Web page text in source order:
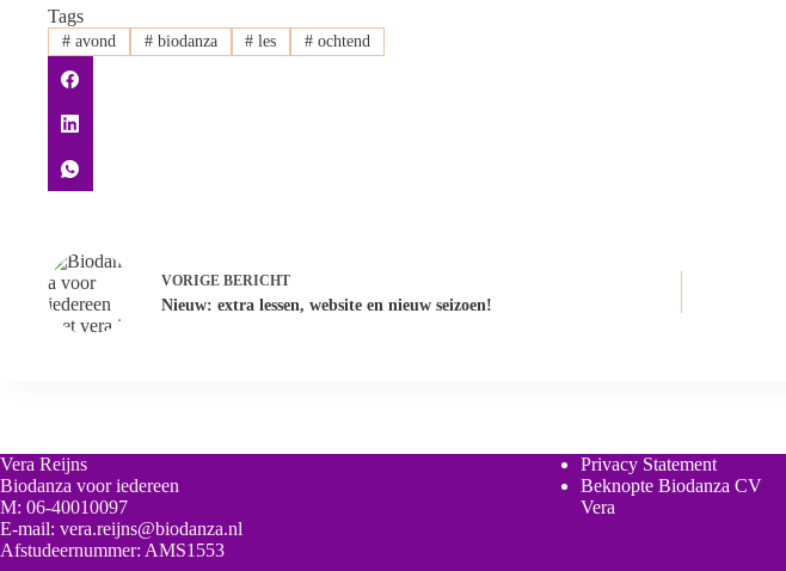
Tags
#avond #biodanza # les # ochtend
VORIGE BERICHT
Nieuw: extra lessen, website en nieuw seizoen!
Vera Reijns
Biodanza voor iedereen
M: 06-40010097
E-mail: vera.reijns@biodanza.nl
Afstudeernummer: AMS1553
Privacy Statement
Beknopte Biodanza CV
Vera